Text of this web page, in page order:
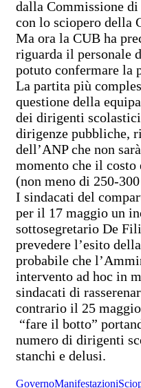
dalla Commissione
con lo sciopero della
Ma ora la CUB ha
riguarda il personale
potuto confermare la
La partita più
questione della
dei dirigenti
dirigenze pubbliche,
dell’ANP che non
momento che il costo
(non meno di 250-
I sindacati del
per il 17 maggio un
sottosegretario De
prevedere l’esito
probabile che
intervento ad hoc in
sindacati di
contrario il 25
“fare il botto”
numero di dirigenti
stanchi e delusi.
GovernoManifestazioni